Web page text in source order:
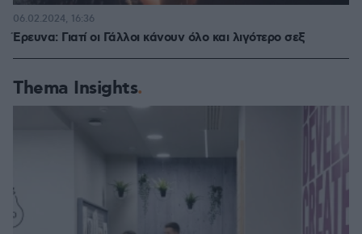
Έρευνα: Γιατί οι Γάλλοι κάνουν όλο και λιγότερο σεξ
06.02.2024, 16:36
Thema Insights